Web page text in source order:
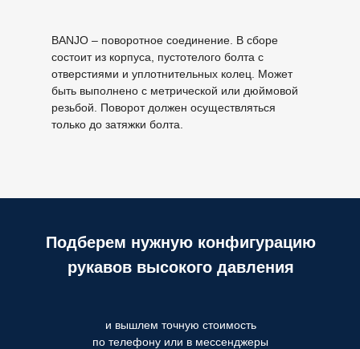
BANJO – поворотное соединение. В сборе
состоит из корпуса, пустотелого болта с
отверстиями и уплотнительных колец. Может
быть выполнено с метрической или дюймовой
резьбой. Поворот должен осуществляться
только до затяжки болта.
Подберем нужную конфигурацию
рукавов высокого давления
и вышлем точную стоимость
по телефону или в мессенджеры